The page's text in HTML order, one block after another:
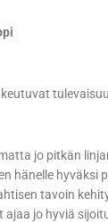
jo pitkän
hänelle hyväksi
tavoin
ajaa jo hyviä